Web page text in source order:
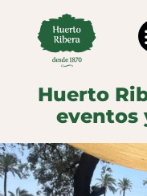
Huerto
eventos